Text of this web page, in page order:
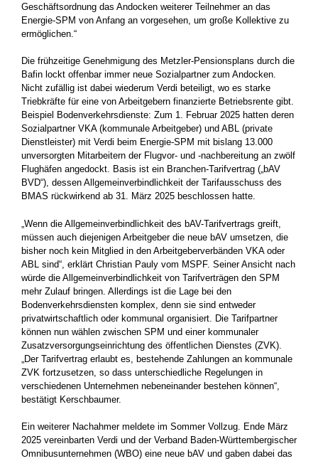
Geschäftsordnung das Andocken weiterer Teilnehmer an das
Energie-SPM von Anfang an vorgesehen, um große Kollektive zu
ermöglichen.“
Die frühzeitige Genehmigung des Metzler-Pensionsplans durch die
Bafin lockt offenbar immer neue Sozialpartner zum Andocken.
Nicht zufällig ist dabei wiederum Verdi beteiligt, wo es starke
Triebkräfte für eine von Arbeitgebern finanzierte Betriebsrente gibt.
Beispiel Bodenverkehrsdienste: Zum 1. Februar 2025 hatten deren
Sozialpartner VKA (kommunale Arbeitgeber) und ABL (private
Dienstleister) mit Verdi beim Energie-SPM mit bislang 13.000
unversorgten Mitarbeitern der Flugvor- und -nachbereitung an zwölf
Flughäfen angedockt. Basis ist ein Branchen-Tarifvertrag („bAV
BVD“), dessen Allgemeinverbindlichkeit der Tarifausschuss des
BMAS rückwirkend ab 31. März 2025 beschlossen hatte.
„Wenn die Allgemeinverbindlichkeit des bAV-Tarifvertrags greift,
müssen auch diejenigen Arbeitgeber die neue bAV umsetzen, die
bisher noch kein Mitglied in den Arbeitgeberverbänden VKA oder
ABL sind“, erklärt Christian Pauly vom MSPF. Seiner Ansicht nach
würde die Allgemeinverbindlichkeit von Tarifverträgen den SPM
mehr Zulauf bringen. Allerdings ist die Lage bei den
Bodenverkehrsdiensten komplex, denn sie sind entweder
privatwirtschaftlich oder kommunal organisiert. Die Tarifpartner
können nun wählen zwischen SPM und einer kommunaler
Zusatzversorgungseinrichtung des öffentlichen Dienstes (ZVK).
„Der Tarifvertrag erlaubt es, bestehende Zahlungen an kommunale
ZVK fortzusetzen, so dass unterschiedliche Regelungen in
verschiedenen Unternehmen nebeneinander bestehen können“,
bestätigt Kerschbaumer.
Ein weiterer Nachahmer meldete im Sommer Vollzug. Ende März
2025 vereinbarten Verdi und der Verband Baden-Württembergischer
Omnibusunternehmen (WBO) eine neue bAV und gaben dabei das